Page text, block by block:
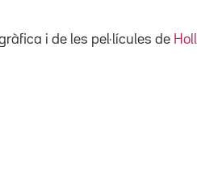
i de les pel·lícules de